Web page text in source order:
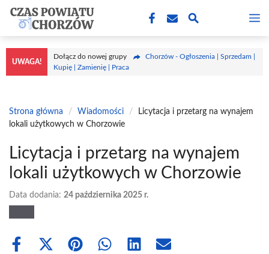
Przejdź
treści
UWAGA!
Dołącz do nowej grupy
Chorzów - Ogłoszenia | Sprzedam |
Kupię | Zamienię | Praca
Strona główna / Wiadomości /
Licytacja i przetarg na wynajem
lokali użytkowych w Chorzowie
Licytacja i przetarg na wynajem
lokali użytkowych w Chorzowie
Data dodania: 24 października 2025 r.
Share
Share Share Share Share Share